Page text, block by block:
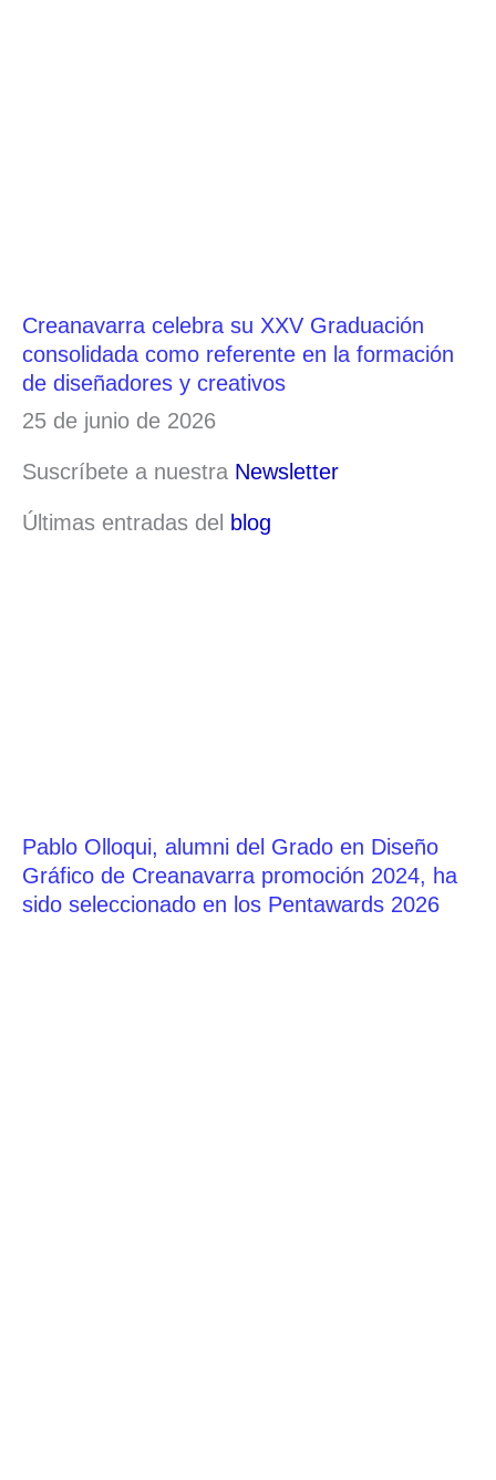
Creanavarra celebra su XXV Graduación
consolidada como referente en la formación
de diseñadores y creativos
25 de junio de 2026
Suscríbete a nuestra Newsletter
Últimas entradas del blog
Pablo Olloqui, alumni del Grado en Diseño
Gráfico de Creanavarra promoción 2024, ha
sido seleccionado en los Pentawards 2026